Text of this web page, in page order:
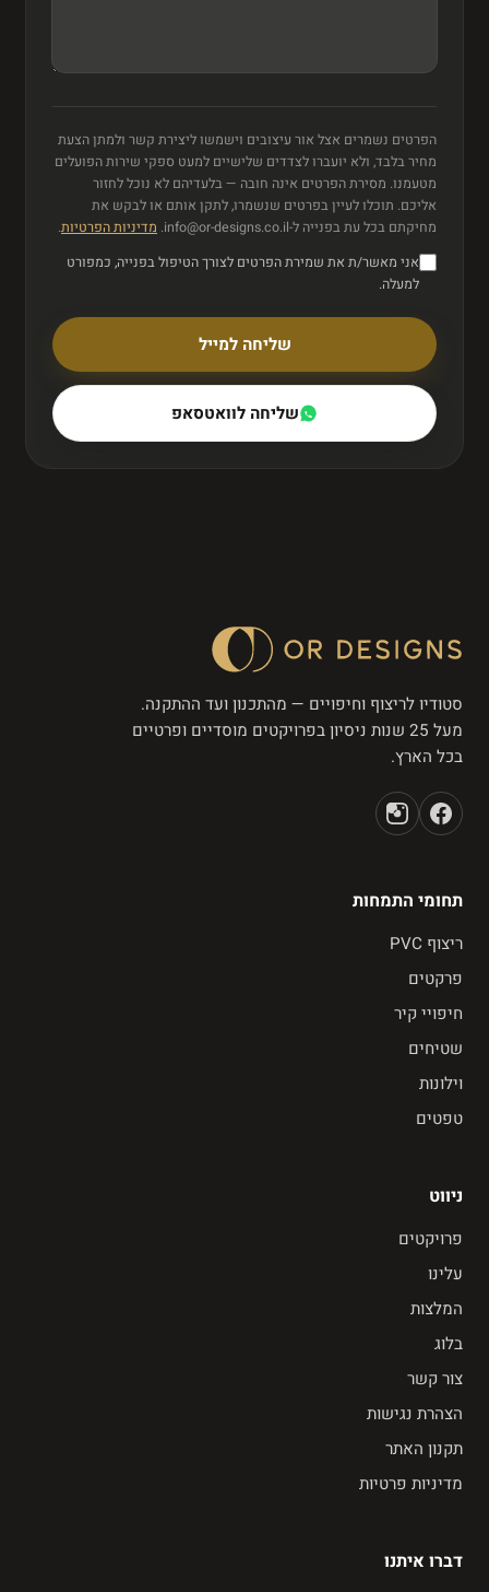
הפרטים נשמרים אצל אור עיצובים וישמשו ליצירת קשר ולמתן הצעת
מחיר בלבד, ולא יועברו לצדדים שלישיים למעט ספקי שירות הפועלים
מטעמנו. מסירת הפרטים אינה חובה — בלעדיהם לא נוכל לחזור
אליכם. תוכלו לעיין בפרטים שנשמרו, לתקן אותם או לבקש את
מחיקתם בכל עת בפנייה ל-info@or-designs.co.il
. מדיניות הפרטיות.
אני מאשר/ת את שמירת הפרטים לצורך הטיפול בפנייה, כמפורט
למעלה.
שליחה למייל
שליחה לוואטסאפ
סטודיו לריצוף וחיפויים — מהתכנון ועד ההתקנה.
מעל 25 שנות ניסיון בפרויקטים מוסדיים ופרטיים
בכל הארץ.
תחומי התמחות
ריצוף PVC
פרקטים
חיפויי קיר
שטיחים
וילונות
טפטים
ניווט
פרויקטים
עלינו
המלצות
בלוג
צור קשר
הצהרת נגישות
תקנון האתר
מדיניות פרטיות
דברו איתנו